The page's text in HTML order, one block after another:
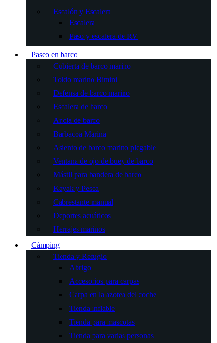
Escalón y Escalera
Escalera
Paso y escalera de RV
Paseo en barco
Cubierta de barco marino
Toldo marino Bimini
Defensa de barco marino
Escalera de barco
Ancla de barco
Barbacoa Marina
Asiento de barco marino plegable
Ventana de ojo de buey de barco
Mástil para bandera de barco
Kayak y Pesca
Cabrestante manual
Deportes acuáticos
Herrajes marinos
Cámping
Tienda y Refugio
Abrigo
Accesorios para carpas
Carpa en la azotea del coche
Tienda inflable
Tienda para mascotas
Tienda para varias personas